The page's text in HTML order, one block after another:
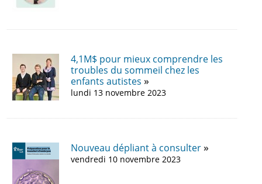
4,1M$ pour mieux comprendre les
troubles du sommeil chez les
enfants autistes
lundi 13 novembre 2023
Nouveau dépliant à consulter
vendredi 10 novembre 2023